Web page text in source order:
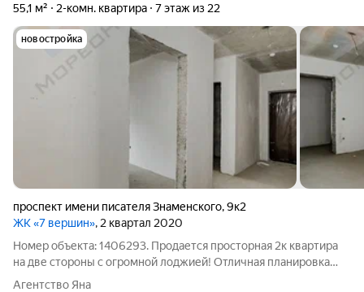
55,1 м² 2-комн. квартира 7 этаж из 22
новостройка
проспект имени писателя Знаменского,9к2
ЖК «7 вершин», 2 квартал 2020
Номер объекта: 1406293. Продается просторная 2к квартира
на две стороны с огромной лоджией! Отличная планировка
комнаты изолированы, санузел раздельный! В предчистовом
Агентство Яна